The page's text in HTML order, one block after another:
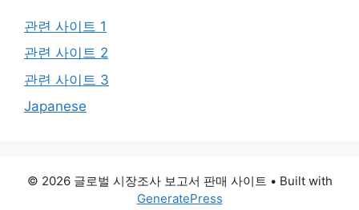
관련 사이트 1
관련 사이트 2
관련 사이트 3
Japanese
© 2026 글로벌 시장조사 보고서 판매 사이트 • Built with
GeneratePress